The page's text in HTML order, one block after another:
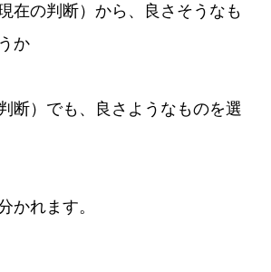
在の判断）から、良さそうなも
か
断）でも、良さようなものを選
かれます。